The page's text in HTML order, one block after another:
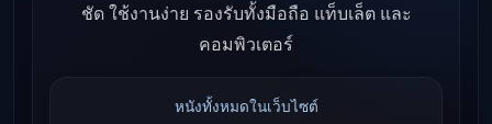
ชัด ใช้งานง่าย รองรับทั้งมือถือ แท็บเล็ต และ
คอมพิวเตอร์
หนังทั้งหมดในเว็บไซต์